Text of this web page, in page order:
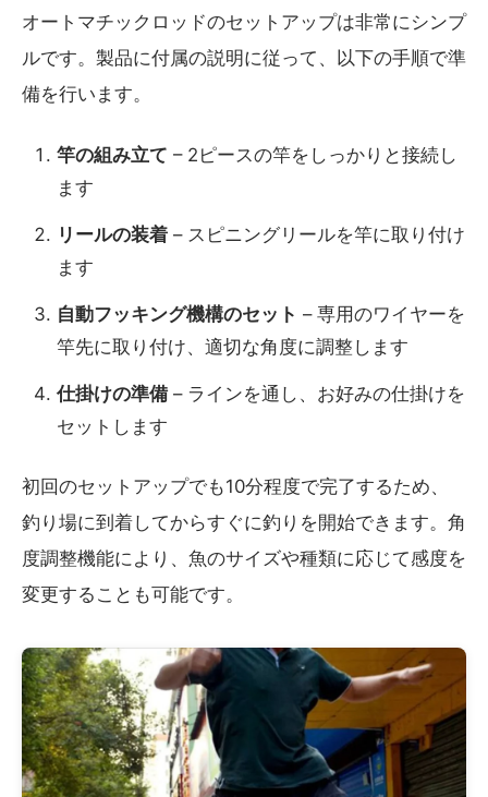
オートマチックロッドのセットアップは非常にシンプ
ルです。製品に付属の説明に従って、以下の手順で準
備を行います。
竿の組み立て – 2ピースの竿をしっかりと接続し
ます
リールの装着 – スピニングリールを竿に取り付け
ます
自動フッキング機構のセット – 専用のワイヤーを
竿先に取り付け、適切な角度に調整します
仕掛けの準備– ラインを通し、お好みの仕掛けを
セットします
初回のセットアップでも10分程度で完了するため、
釣り場に到着してからすぐに釣りを開始できます。角
度調整機能により、魚のサイズや種類に応じて感度を
変更することも可能です。